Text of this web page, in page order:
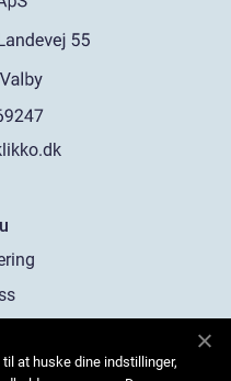
oss
at huske dine indstillinger,